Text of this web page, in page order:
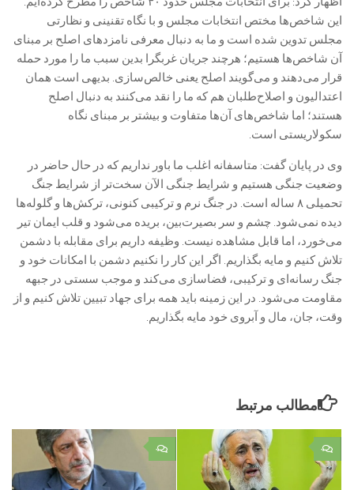
این شاخص‌ها مختص انتخابات مجلس و با نگاه تقنینی و نظارتی
مجلس تدوین شده است و ما به دنبال معرفی نامزد‌های اصلح بر مبنای
آن شاخص‌ها هستیم؛ هرچند جریان غربگرا بدین سبب ما را مورد حمله
قرار می‌دهند و می‌گویند اصلح یعنی خالص‌سازی. بدیهی است همان
اعتدالیون و اصلاح‌طلبان هم که ما را نقد می‌کنند به دنبال اصلح
هستند؛ اما شاخص‌های آن‌ها متفاوت و بیشتر بر مبنای نگاه
سکولاریستی است.
وی در پایان گفت: متاسفانه اغلب ما باور نداریم که در حال حاضر در
وضعیت جنگی هستیم و شرایط جنگی الآن سخت‌تر از شرایط جنگ
تحمیلی ۸ ساله است. در جنگ نرم و ترکیبی کنونی، ترکش‌ها و گلوله‌ها
دیده نمی‌شود. چشم و سر بصیرت‌بین، بریده می‌شود و قلب ایمان تیر
می‌خورد، اما قابل مشاهده نیست. وظیفه داریم برای مقابله با دشمن
تلاش کنیم و مایه بگذاریم. اگر این کار را نکنیم دشمن با امکانات خود و
جنگ رسانه‌ای و ترکیبی، فضاسازی می‌کند و موجب سستی در جبهه
مقاومت می‌شود. در این زمینه باید همه برای جهاد تبیین تلاش کنیم و از
وقت، جان، مال و آبروی خود مایه بگذاریم.
مطالب مرتبط
۰ ۰